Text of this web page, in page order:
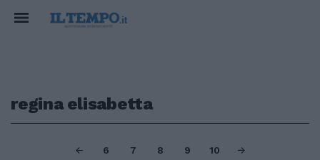
regina elisabetta
6 7 8 9 10